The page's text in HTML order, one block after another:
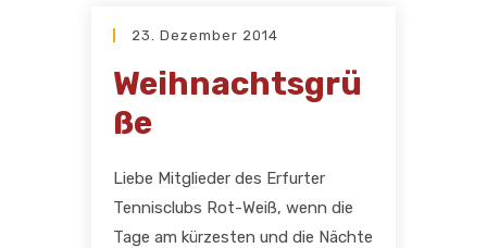
23. Dezember 2014
Weihnachtsgrü
ße
Liebe Mitglieder des Erfurter
Tennisclubs Rot-Weiß, wenn die
Tage am kürzesten und die Nächte